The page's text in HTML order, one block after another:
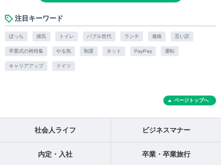
注目キーワード
ぼっち 彼氏 トイレ バブル世代 ランチ 連絡 言い訳
卒業式の袴特集 やる気 制度 ネット PayPay 運転
キャリアアップ ドイツ
ページトップへ
社会人ライフ ビジネスマナー
内定・入社 卒業・卒業旅行